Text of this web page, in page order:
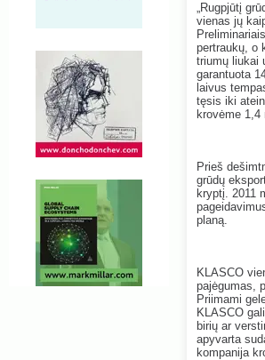
„Rugpjūtį
vienas jų
pertraukų, o
triumų liukai
garantuota
laivus
tęsis iki
krovėme 1,4
Prieš
grūdų
kryptį. 2011
planą.
KLASCO
pajėgumas,
Priimami
KLASCO
birių ar
apyvarta
kompanija